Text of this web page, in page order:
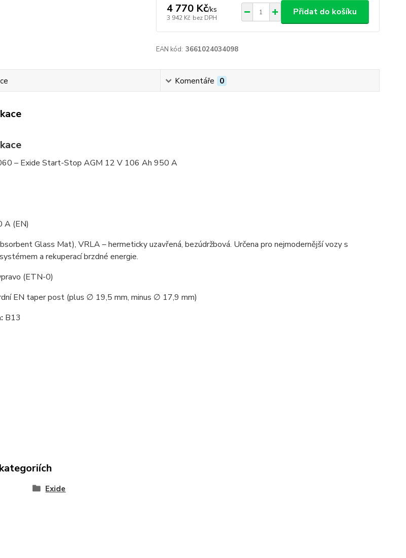
4 770 Kč/ks
3 942 Kč bez DPH
Přidat do košíku
EAN kód: 3661024034098
Komentáře 0
– Exide Start-Stop AGM 12 V 106 Ah 950 A
A (EN)
Glass Mat), VRLA – hermeticky uzavřená, bezúdržbová. Určena pro nejmodernější vozy s
a rekuperací brzdné energie.
(ETN-0)
EN taper post (plus ∅ 19,5 mm, minus ∅ 17,9 mm)
B13
Exide